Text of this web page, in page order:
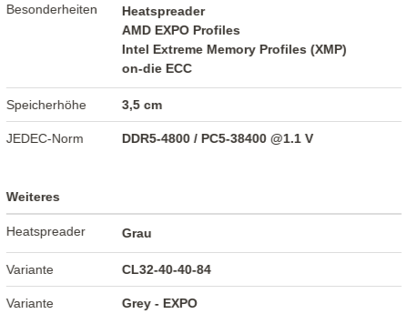
Besonderheiten
Heatspreader
AMD EXPO Profiles
Intel Extreme Memory Profiles (XMP)
on-die ECC
Speicherhöhe 3,5 cm
JEDEC-Norm DDR5-4800 / PC5-38400 @1.1 V
Weiteres
Heatspreader Grau
Variante CL32-40-40-84
Variante Grey - EXPO